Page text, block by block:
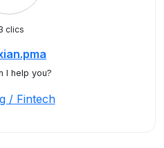
clics
I help you?
/ Fintech